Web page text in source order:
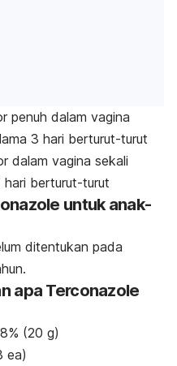
penuh dalam vagina
3 hari berturut-turut
dalam vagina sekali
hari berturut-turut
untuk anak-
ditentukan pada
apa Terconazole
(20 g)
ea)